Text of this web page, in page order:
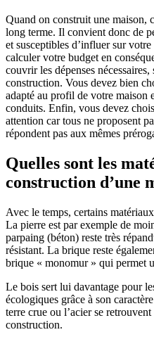
Quand on construit une maison,
long terme. Il convient donc de
et susceptibles d’influer sur
calculer votre budget en
couvrir les dépenses
construction. Vous devez bien
adapté au profil de votre maison
conduits. Enfin, vous devez
attention car tous ne proposent
répondent pas aux mêmes
Quelles sont les
construction d’une
Avec le temps, certains
La pierre est par exemple de
parpaing (béton) reste très
résistant. La brique reste
brique « monomur » qui permet
Le bois sert lui davantage pour
écologiques grâce à son
terre crue ou l’acier se
construction.